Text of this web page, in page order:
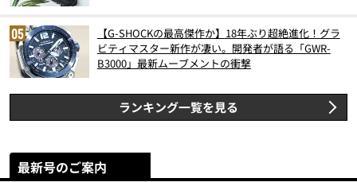
【G-SHOCKの最高傑作か】18年ぶり超絶進化！グラ
ビティマスター新作が凄い。開発者が語る「GWR-
B3000」最新ムーブメントの衝撃
ランキング一覧を見る
最新号のご案内